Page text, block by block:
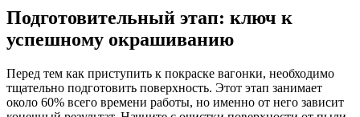
Подготовительный этап: ключ к
успешному окрашиванию
Перед тем как приступить к покраске вагонки, необходимо
тщательно подготовить поверхность. Этот этап занимает
около 60% всего времени работы, но именно от него зависит